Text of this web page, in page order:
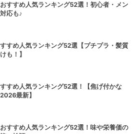
すすめ人気ランキング52選！初心者・メン
応も♪
すめ人気ランキング52選【プチプラ・髪質
も！】
すめ人気ランキング52選！【焦げ付かな
最新】
すすめ人気ランキング52選！味や栄養価の